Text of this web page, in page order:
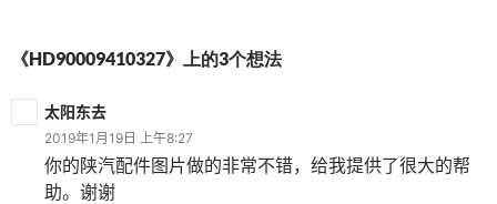
《HD90009410327》上的3个想法
太阳东去
2019年1月19日 上午8:27
你的陕汽配件图片做的非常不错，给我提供了很大的帮
助。谢谢